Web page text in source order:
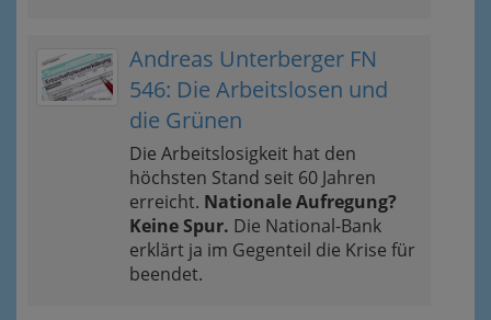
Andreas Unterberger FN
546: Die Arbeitslosen und
die Grünen
Die Arbeitslosigkeit hat den
höchsten Stand seit 60 Jahren
erreicht. Nationale Aufregung?
Keine Spur. Die National-Bank
erklärt ja im Gegenteil die Krise für
beendet.